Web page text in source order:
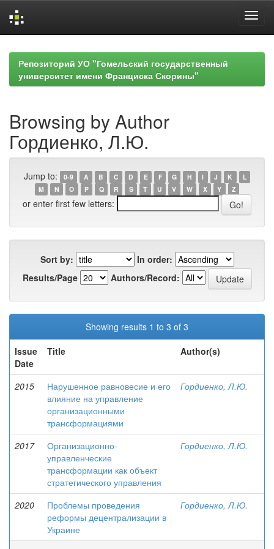
navigationРепозиторий УО "Гомельский государственный
университет имени Франциска Скорины"
Browsing by Author
Гордиенко, Л.Ю.
Jump to: 0-9 A B C D E F G H I J K
L
M
N O P Q R S T U V W X Y Z
or enter first few letters:
Sort by:
In order:
Results/Page
Authors/Record:
Showing results 1 to 3 of 3
Issue
Date
Title Author(s)
2015
Нарушенное равновесие и его
влияние на управление
организационными
трансформациями
Гордиенко, Л.Ю.
2017
Организационно-
управленческие
трансформации как объект
стратегического управления
Гордиенко, Л.Ю.
2020
Проблемы проведения
реформы децентрализации в
Украине
Гордиенко, Л.Ю.